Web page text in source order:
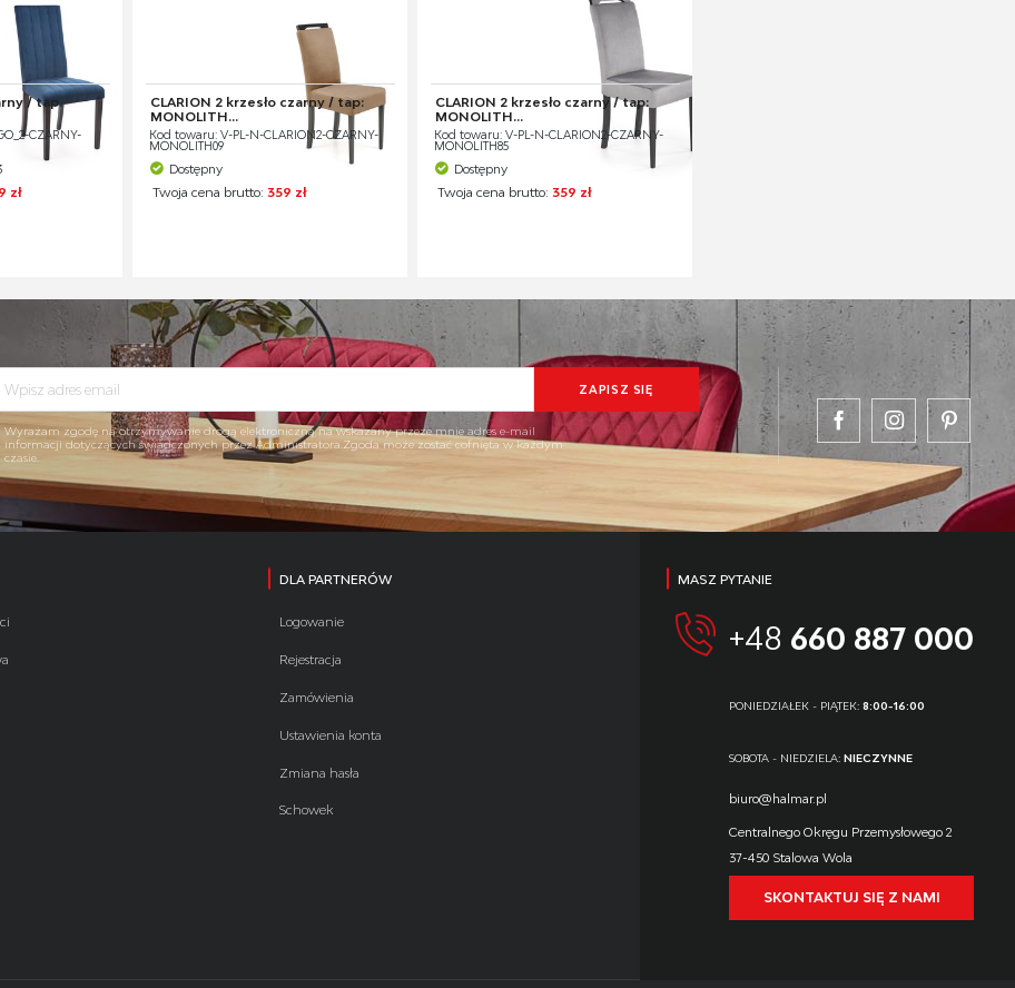
/ tap.
CZARNY-
zł
CLARION 2 krzesło czarny / tap:
MONOLITH...
Kod towaru: V-PL-N-CLARION2-CZARNY-
MONOLITH09
Dostępny
Twoja cena brutto: 359 zł
CLARION 2 krzesło czarny / tap:
MONOLITH...
Kod towaru: V-PL-N-CLARION2-CZARNY-
MONOLITH85
Dostępny
Twoja cena brutto: 359 zł
Wyrażam zgodę na otrzymywanie drogą elektroniczną na wskazany przeze mnie adres e-mail
informacji dotyczących świadczonych przez Administratora.Zgoda może zostać cofnięta w każdym
czasie.
DLA PARTNERÓW
Logowanie
Rejestracja
Zamówienia
Ustawienia konta
Zmiana hasła
Schowek
MASZ PYTANIE
+48 660 887 000
PONIEDZIAŁEK - PIĄTEK:8:00-16:00
SOBOTA - NIEDZIELA:NIECZYNNE
biuro@halmar.pl
Centralnego Okręgu Przemysłowego 2
37-450 Stalowa Wola
SKONTAKTUJ SIĘ Z NAMI